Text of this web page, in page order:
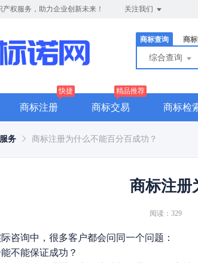
权服务，助力企业创新未来！ 关注我们
商标查询 商
综合查询
商标注册
快捷
商标交易
精品推荐
商标检
务 商标注册为什么不能百分百成功？
商标注册
阅读：329
咨询中，很多客户都会问同一个问题：
不能保证成功？